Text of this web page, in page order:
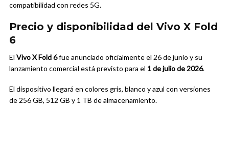
compatibilidad con redes 5G.
Precio y disponibilidad del Vivo X Fold
6
El Vivo X Fold 6fue anunciado oficialmente el 26 de junio y su
lanzamiento comercial está previsto para el 1 de julio de 2026.
El dispositivo llegará en colores gris, blanco y azul con versiones
de 256 GB, 512 GB y 1 TB de almacenamiento.